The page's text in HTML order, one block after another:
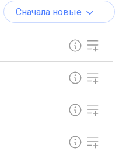
Сначала новые